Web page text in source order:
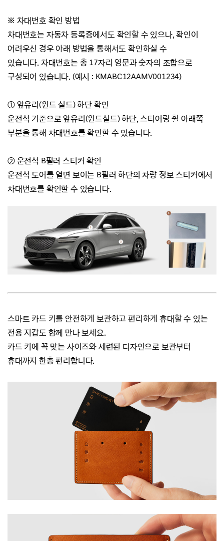
※ 차대번호 확인 방법
차대번호는 자동차 등록증에서도 확인할 수 있으나, 확인이
어려우신 경우 아래 방법을 통해서도 확인하실 수
있습니다. 차대번호는 총 17자리 영문과 숫자의 조합으로
구성되어 있습니다. (예시 : KMABC12AAMV001234)
① 앞유리(윈드 실드) 하단 확인
운전석 기준으로 앞유리(윈드실드) 하단, 스티어링 휠 아래쪽
부분을 통해 차대번호를 확인할 수 있습니다.
② 운전석 B필러 스티커 확인
운전석 도어를 열면 보이는 B필러 하단의 차량 정보 스티커에서
차대번호를 확인할 수 있습니다.
스마트 카드 키를 안전하게 보관하고 편리하게 휴대할 수 있는
전용 지갑도 함께 만나 보세요.
카드 키에 꼭 맞는 사이즈와 세련된 디자인으로 보관부터
휴대까지 한층 편리합니다.